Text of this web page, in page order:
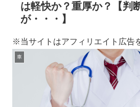
は軽快か？重厚か？【判
が・・・】
※当サイトはアフィリエイト広告
車